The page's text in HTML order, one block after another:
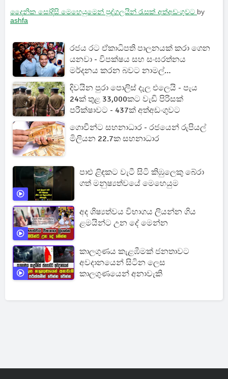
දෛනික සෝදිසි මෙහෙයුමෙන් පුද්ගලයින් රැසක් අත්අඩංගුවට by
ashfa
රජය රට ඒකාධිපති පාලනයක් කරා ගෙන
යනවා - විපක්ෂය සහ සංඝරත්නය
මර්දනය කරන බවට නාමල්
රාජපක්ෂගෙන් තද බල චෝදනාවක්
දිවයින පුරා පොලිස් දැල එලෙයි - පැය
24ක් තුළ 33,000කට වැඩි පිරිසක්
පරීක්ෂාවට - 437ක් අත්අඩංගුවට
ගොවීන්ට සහනාධාර - රජයෙන් රුපියල්
මිලියන 22.7ක සහනාධාර
පාළු ළිඳකට වැටී සිටි කිඹුලෙකු බේරා
ගත් මනුෂ්‍යත්වයේ මෙහෙයුම
අද ශිෂ්‍යත්වය විභාගය ලියන්න ගිය
ළමයින්ට උන දේ මෙන්න
කාලගුණය කැළඹීමක් ජනතාවට
අවදානයෙන් සිටින ලෙස
කාලගුණයෙන් අනාවැකි